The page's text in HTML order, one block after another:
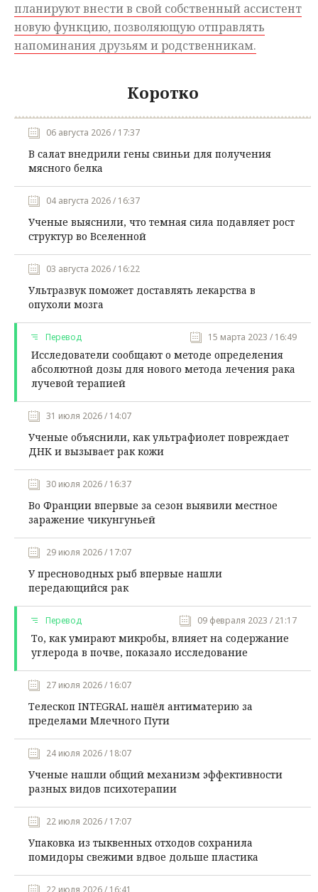
планируют внести в свой собственный ассистент
новую функцию, позволяющую отправлять
напоминания друзьям и родственникам.
Коротко
06 августа 2026 / 17:37
В салат внедрили гены свиньи для получения
мясного белка
04 августа 2026 / 16:37
Ученые выяснили, что темная сила подавляет рост
структур во Вселенной
03 августа 2026 / 16:22
Ультразвук поможет доставлять лекарства в
опухоли мозга
Перевод 15 марта 2023 / 16:49
Исследователи сообщают о методе определения
абсолютной дозы для нового метода лечения рака
лучевой терапией
31 июля 2026 / 14:07
Ученые объяснили, как ультрафиолет повреждает
ДНК и вызывает рак кожи
30 июля 2026 / 16:37
Во Франции впервые за сезон выявили местное
заражение чикунгуньей
29 июля 2026 / 17:07
У пресноводных рыб впервые нашли
передающийся рак
Перевод 09 февраля 2023 / 21:17
То, как умирают микробы, влияет на содержание
углерода в почве, показало исследование
27 июля 2026 / 16:07
Телескоп INTEGRAL нашёл антиматерию за
пределами Млечного Пути
24 июля 2026 / 18:07
Ученые нашли общий механизм эффективности
разных видов психотерапии
22 июля 2026 / 17:07
Упаковка из тыквенных отходов сохранила
помидоры свежими вдвое дольше пластика